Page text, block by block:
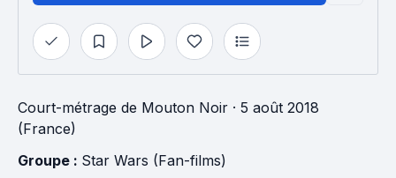
Court-métrage de Mouton Noir · 5 août 2018
(France)
Groupe : Star Wars (Fan-films)